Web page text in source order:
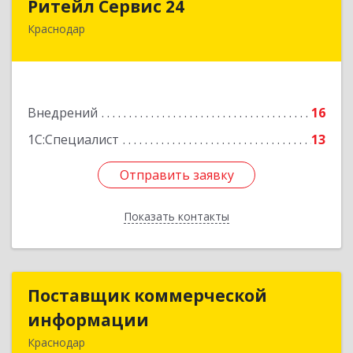
Ритейл Сервис 24
Краснодар
Внедрений
16
1С:Специалист
13
Отправить заявку
Показать контакты
350059, Краснодарский край, Краснодар г, им
Отправить заявку
Назад
Поставщик коммерческой
информации
Краснодар
Поставщик коммерческой